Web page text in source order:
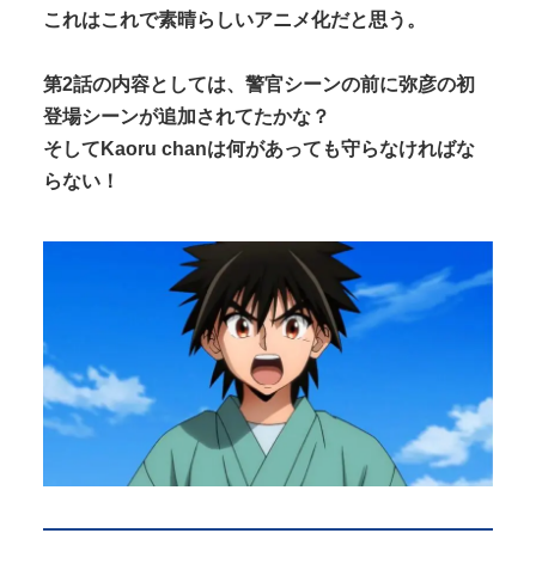
これはこれで素晴らしいアニメ化だと思う。
第2話の内容としては、警官シーンの前に弥彦の初
登場シーンが追加されてたかな？
そしてKaoru chanは何があっても守らなければな
らない！